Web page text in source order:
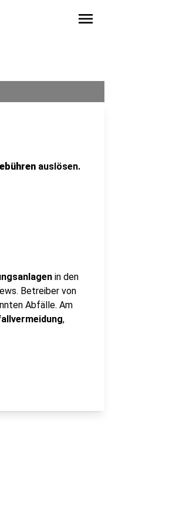
menu
auslösen.
in den
Betreiber von
Abfälle. Am
,